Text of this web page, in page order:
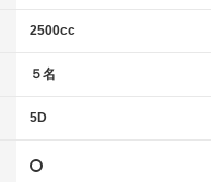
2500cc
５名
5D